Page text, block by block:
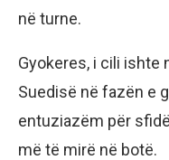
në turne.
Gyokeres, i cili ishte
Suedisë në fazën e
entuziazëm për
më të mirë në botë.